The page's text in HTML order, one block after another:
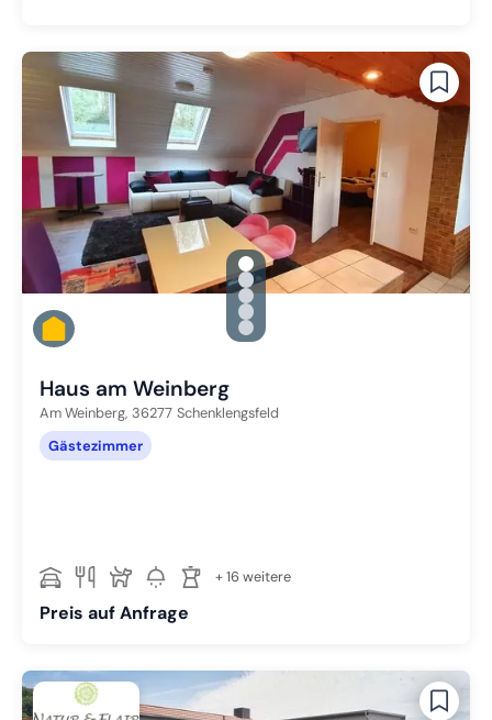
gallery.slide_selector
Zu Slide 1 wechseln
Zu Slide 2 wechseln
Zu Slide 3 wechseln
Zu Slide 4 wechseln
Zu Slide 5 wechseln
Haus am Weinberg
Am Weinberg, 36277 Schenklengsfeld
Gästezimmer
+ 16 weitere
Preis auf Anfrage